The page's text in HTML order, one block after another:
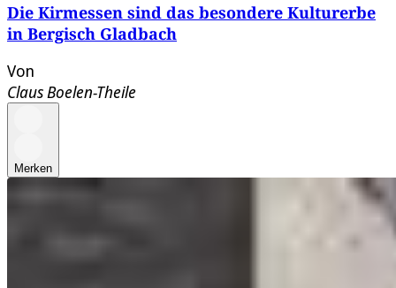
Die Kirmessen sind das besondere Kulturerbe
in Bergisch Gladbach
Von
Claus Boelen-Theile
Merken